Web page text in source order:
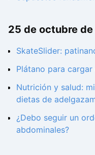
25 de octubre
SkateSlider:
Plátano para
Nutrición y salud:
dietas de
¿Debo seguir un
abdominales?